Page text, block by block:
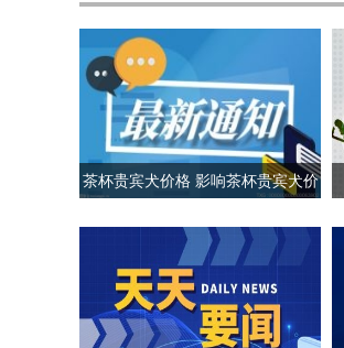
茶杯贵宾犬价格 影响茶杯贵宾犬价